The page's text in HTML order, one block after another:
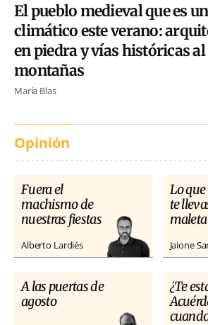
El pueblo medieval que es
climático este verano:
en piedra y vías históricas al
montañas
María Blas
Opinión
Fuera el
machismo de
nuestras fiestas
Alberto Lardiés
Lo
te
maleta
Jaione
A las puertas de
agosto
¿Te